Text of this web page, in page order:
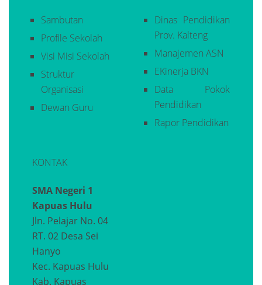
Sambutan
Profile Sekolah
Visi Misi Sekolah
Struktur
Organisasi
Dewan Guru
Dinas Pendidikan
Prov. Kalteng
Manajemen ASN
EKinerja BKN
Data Pokok
Pendidikan
Rapor Pendidikan
KONTAK
SMA Negeri 1
Kapuas Hulu
Jln. Pelajar No. 04
RT. 02 Desa Sei
Hanyo
Kec. Kapuas Hulu
Kab. Kapuas